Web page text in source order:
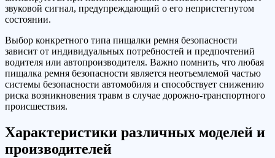
звуковой сигнал, предупреждающий о его непристегнутом
состоянии.
Выбор конкретного типа пищалки ремня безопасности
зависит от индивидуальных потребностей и предпочтений
водителя или автопроизводителя. Важно помнить, что любая
пищалка ремня безопасности является неотъемлемой частью
системы безопасности автомобиля и способствует снижению
риска возникновения травм в случае дорожно-транспортного
происшествия.
Характеристики различных моделей и
производителей